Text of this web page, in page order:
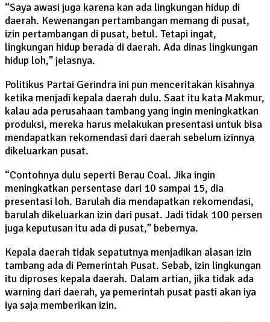
“Saya awasi juga karena kan ada lingkungan hidup di
daerah. Kewenangan pertambangan memang di pusat,
izin pertambangan di pusat, betul. Tetapi ingat,
lingkungan hidup berada di daerah. Ada dinas lingkungan
hidup loh,” jelasnya.
Politikus Partai Gerindra ini pun menceritakan kisahnya
ketika menjadi kepala daerah dulu. Saat itu kata Makmur,
kalau ada perusahaan tambang yang ingin meningkatkan
produksi, mereka harus melakukan presentasi untuk bisa
mendapatkan rekomendasi dari daerah sebelum izinnya
dikeluarkan pusat.
“Contohnya dulu seperti Berau Coal. Jika ingin
meningkatkan persentase dari 10 sampai 15, dia
presentasi loh. Barulah dia mendapatkan rekomendasi,
barulah dikeluarkan izin dari pusat. Jadi tidak 100 persen
juga keputusan itu ada di pusat,” bebernya.
Kepala daerah tidak sepatutnya menjadikan alasan izin
tambang ada di Pemerintah Pusat. Sebab, izin lingkungan
itu diproses kepala daerah. Dalam artian, jika tidak ada
warning dari daerah, ya pemerintah pusat pasti akan iya
iya saja memberikan izin.